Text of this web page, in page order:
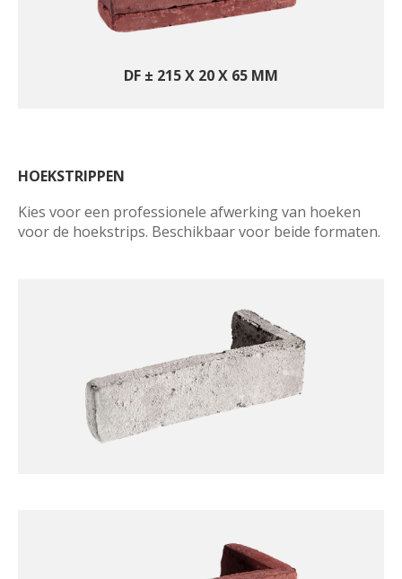
DF ± 215 X 20 X 65 MM
HOEKSTRIPPEN
Kies voor een professionele afwerking van hoeken
voor de hoekstrips. Beschikbaar voor beide formaten.